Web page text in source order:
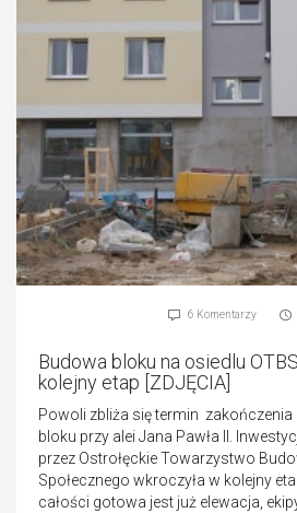
6 Komentarzy
Budowa bloku na osiedlu
kolejny etap [ZDJĘCIA]
Powoli zbliża się termin
bloku przy alei Jana Pawła II.
przez Ostrołęckie Towarzystwo
Społecznego wkroczyła w kolejny
całości gotowa jest już elewacja,